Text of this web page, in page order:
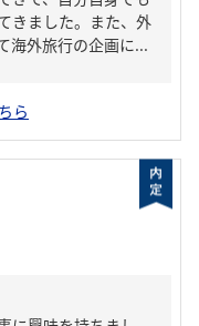
きました。また、外
海外旅行の企画に...
ら